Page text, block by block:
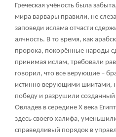
Греческая учёность была
мира варвары правили, не
заповеди ислама отчасти
алчность. В то время, как
пророка, покорённые народы
принимая ислам, требовали
говорил, что все верующие –
истинно верующими шиитами,
победу и разрушили созданный
Овладев в середине X века
здесь своего халифа,
справедливый порядок в